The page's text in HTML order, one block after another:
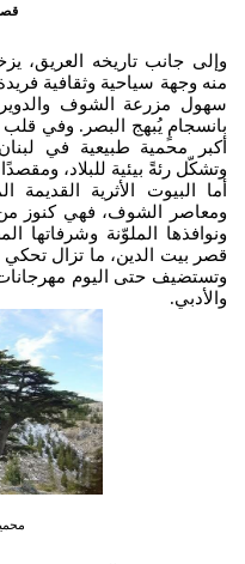
قصر
وإلى جانب تاريخه العريق،
منه وجهة سياحية وثقافية
سهول مزرعة الشوف والدوير،
بانسجامٍ يُبهج البصر. وفي قلب
أكبر محمية طبيعية في لبنان،
وتشكّل رئةً بيئية للبلاد، ومقصدًا
أما البيوت الأثرية القديمة
ومعاصر الشوف، فهي كنوز من
ونوافذها الملوّنة وشرفاتها
قصر بيت الدين، ما تزال تحكي
وتستضيف حتى اليوم مهرجانات
والأدبي.
محمية